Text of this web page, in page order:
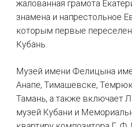
жалованная грамота
знамена и напрестольное
которым первые
Кубань.
Музей имени Фелицына
Анапе, Тимашевске,
Тамань, а также включает
музей Кубани и